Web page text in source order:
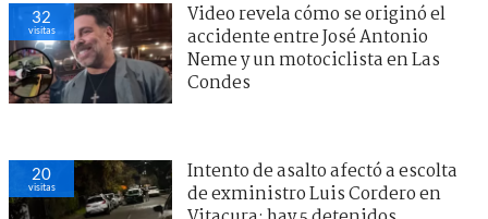
32
visitas
Video revela cómo se originó el
accidente entre José Antonio
Neme y un motociclista en Las
Condes
20
visitas
Intento de asalto afectó a escolta
de exministro Luis Cordero en